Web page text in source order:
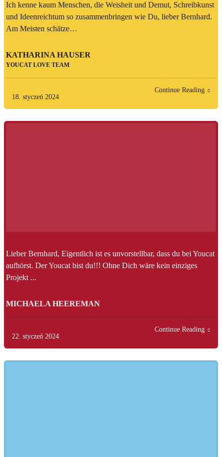
Ich kenne kaum Menschen, die Weisheit und Demut, Schreibkunst
und Ideenreichtum so zusammenbringen wie Du, lieber Bernhard.
Am Meisten schätze…
KATHARINA HAUSER
YOUCAT LOVE TEAM
18. styczeń 2024
Continue Reading
Lieber Bernhard, Eigentlich ist es unvorstellbar, dass du bei Youcat
aufhörst. Der Youcat bist du!!! Ohne Dich wäre kein einziges
Projekt ...
MICHAELA HEEREMAN
22. styczeń 2024
Continue Reading